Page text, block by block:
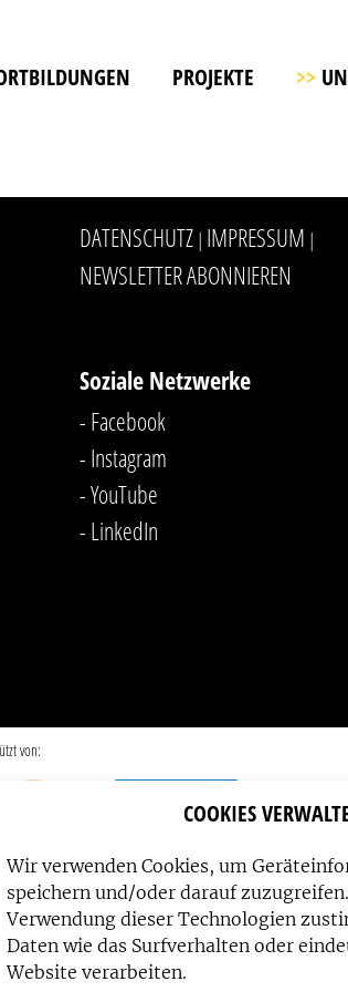
COOKIES
Wir verwenden Cookies, um
speichern und/oder darauf
Verwendung dieser Technologien
Daten wie das Surfverhalten oder
Website verarbeiten.
PROJEKTE >>
DATENSCHUTZ | IMPRESSUM |
NEWSLETTER ABONNIEREN
Soziale Netzwerke
- Facebook
- Instagram
- YouTube
- LinkedIn
von: